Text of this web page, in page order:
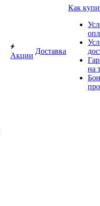
Акции
Доставка
Как
на